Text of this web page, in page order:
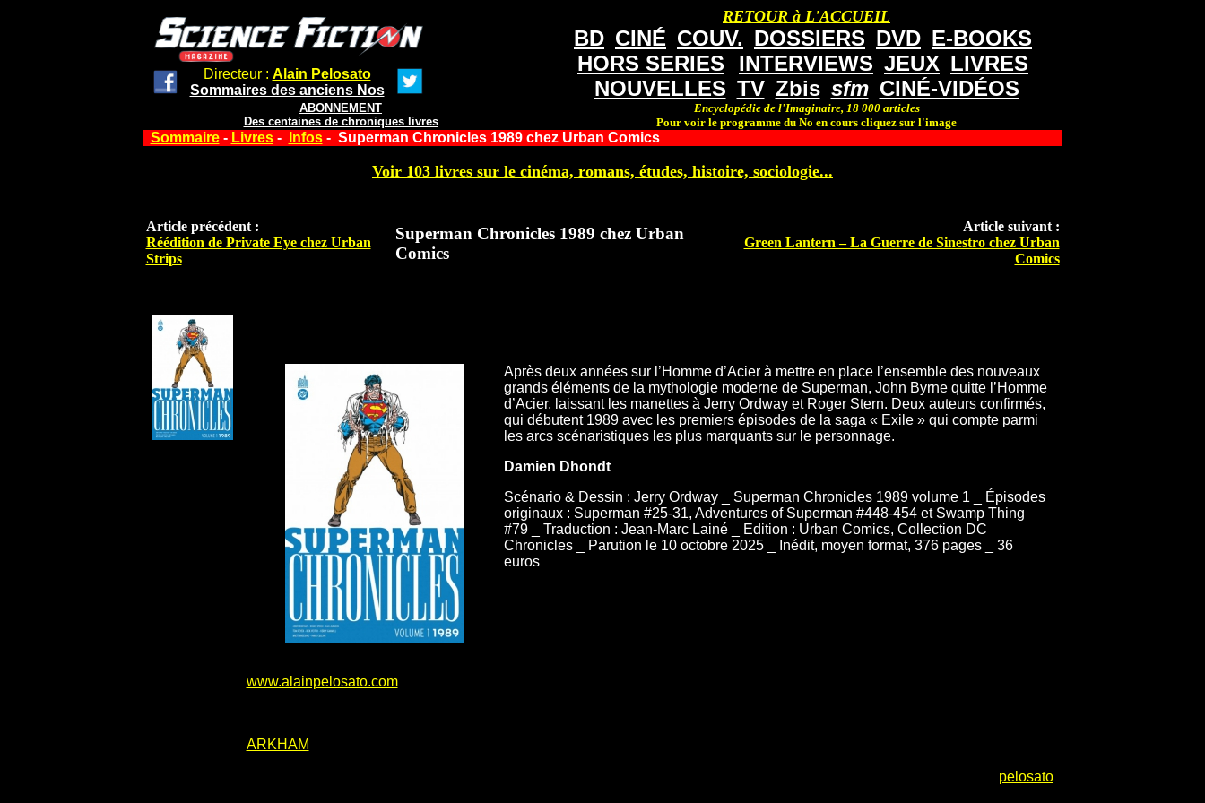
Directeur : Alain Pelosato
Sommaires des anciens Nos
ABONNEMENT
Des centaines de chroniques livres
RETOUR à L'ACCUEIL
BD CINÉ COUV. DOSSIERS DVD E-BOOKS
HORS SERIES
INTERVIEWS JEUX LIVRES
NOUVELLES TV Zbis sfm CINÉ-VIDÉOS
Encyclopédie de l'Imaginaire, 18 000 articles
Pour voir le programme du No en cours cliquez sur l'image
Sommaire- Livres- Infos- Superman Chronicles 1989 chez Urban Comics
Voir 103 livres sur le cinéma, romans, études, histoire, sociologie...
Article précédent :
Réédition de Private Eye chez Urban
Strips
Superman Chronicles 1989 chez Urban
Comics
Article suivant :
Green Lantern – La Guerre de Sinestro chez Urban
Comics
Après deux années sur l’Homme d’Acier à mettre en place l’ensemble des nouveaux
grands éléments de la mythologie moderne de Superman, John Byrne quitte l’Homme
d’Acier, laissant les manettes à Jerry Ordway et Roger Stern. Deux auteurs confirmés,
qui débutent 1989 avec les premiers épisodes de la saga « Exile » qui compte parmi
les arcs scénaristiques les plus marquants sur le personnage.
Damien Dhondt
Scénario & Dessin : Jerry Ordway _ Superman Chronicles 1989 volume 1 _ Épisodes
originaux : Superman #25-31, Adventures of Superman #448-454 et Swamp Thing
#79 _ Traduction : Jean-Marc Lainé _ Edition : Urban Comics, Collection DC
Chronicles _ Parution le 10 octobre 2025 _ Inédit, moyen format, 376 pages _ 36
euros
www.alainpelosato.com
ARKHAM
pelosato